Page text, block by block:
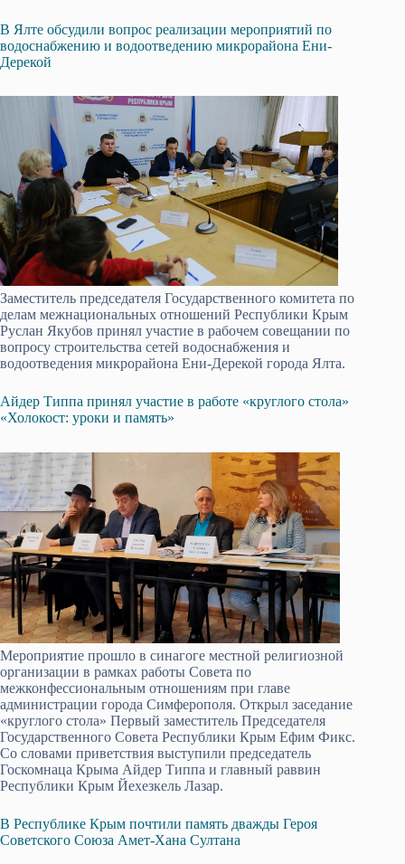
В Ялте обсудили вопрос реализации мероприятий по
водоснабжению и водоотведению микрорайона Ени-
Дерекой
Заместитель председателя Государственного комитета по
делам межнациональных отношений Республики Крым
Руслан Якубов принял участие в рабочем совещании по
вопросу строительства сетей водоснабжения и
водоотведения микрорайона Ени-Дерекой города Ялта.
Айдер Типпа принял участие в работе «круглого стола»
«Холокост: уроки и память»
Мероприятие прошло в синагоге местной религиозной
организации в рамках работы Совета по
межконфессиональным отношениям при главе
администрации города Симферополя. Открыл заседание
«круглого стола» Первый заместитель Председателя
Государственного Совета Республики Крым Ефим Фикс.
Со словами приветствия выступили председатель
Госкомнаца Крыма Айдер Типпа и главный раввин
Республики Крым Йехезкель Лазар.
В Республике Крым почтили память дважды Героя
Советского Союза Амет-Хана Султана